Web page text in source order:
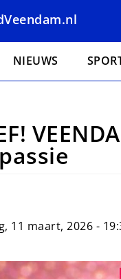
NIEUWS
11 maart, 2026 -